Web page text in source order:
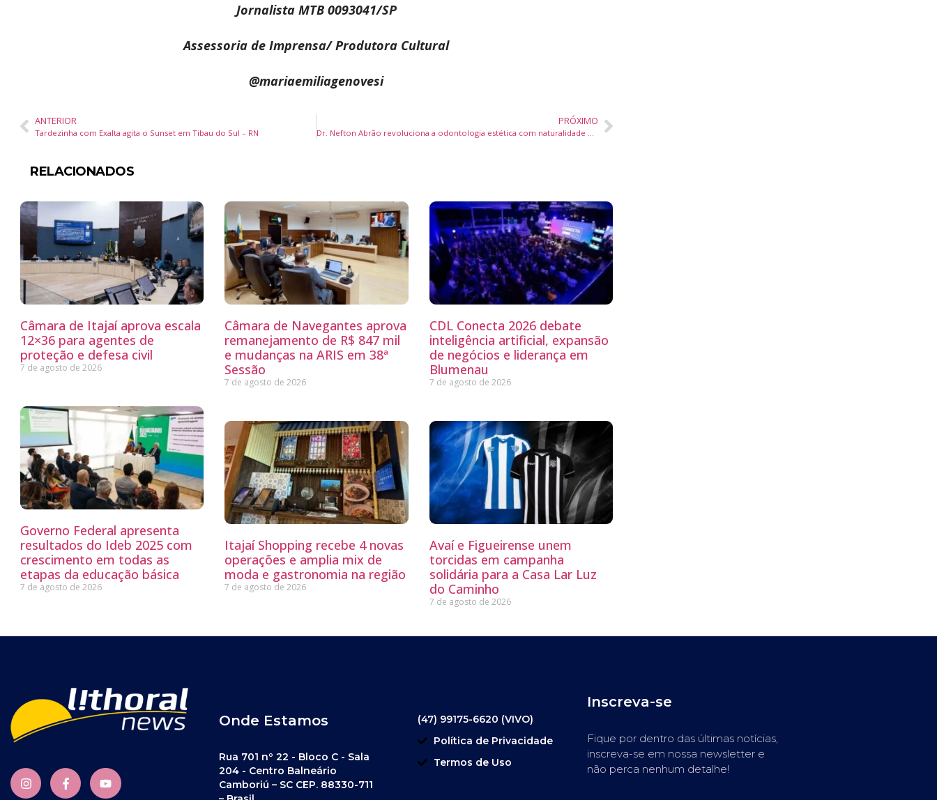
Jornalista MTB 0093041/SP
Assessoria de Imprensa/ Produtora Cultural
@mariaemiliagenovesi
ANTERIOR
Tardezinha com Exalta agita o Sunset em Tibau do Sul – RN
PRÓXIMO
RELACIONADOS
Câmara de Itajaí aprova escala
12×36 para agentes de
proteção e defesa civil
7 de agosto de 2026
Câmara de Navegantes aprova
remanejamento de R$ 847 mil
e mudanças na ARIS em 38ª
Sessão
7 de agosto de 2026
CDL Conecta 2026 debate
inteligência artificial, expansão
de negócios e liderança em
Blumenau
7 de agosto de 2026
Governo Federal apresenta
resultados do Ideb 2025 com
crescimento em todas as
etapas da educação básica
7 de agosto de 2026
Itajaí Shopping recebe 4 novas
operações e amplia mix de
moda e gastronomia na região
7 de agosto de 2026
Avaí e Figueirense unem
torcidas em campanha
solidária para a Casa Lar Luz
do Caminho
7 de agosto de 2026
Onde Estamos
Rua 701 nº 22 - Bloco C - Sala
204 - Centro Balneário
Camboriú – SC CEP. 88330-711
(47) 99175-6620 (VIVO)
Política de Privacidade
Termos de Uso
Inscreva-se
Fique por dentro das últimas notícias,
inscreva-se em nossa newsletter e
não perca nenhum detalhe!